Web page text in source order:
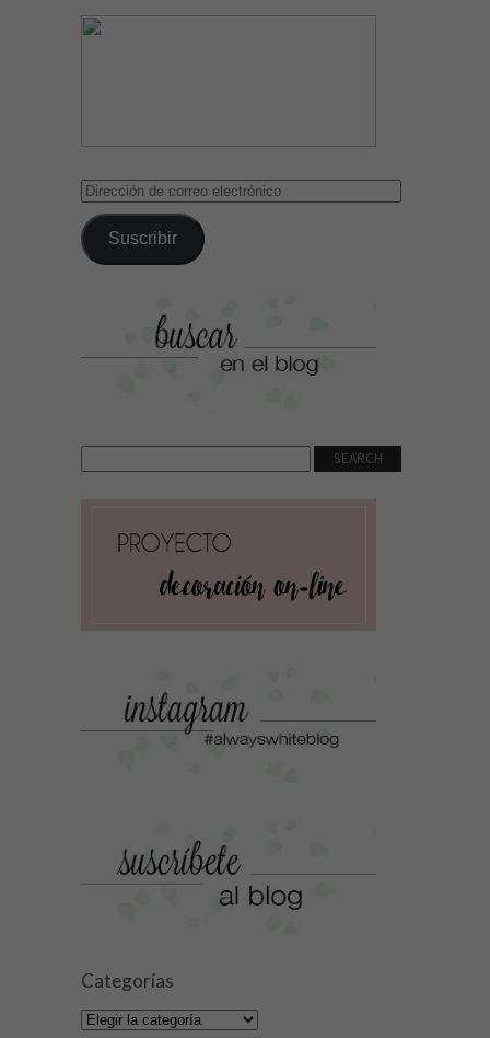
Dirección
correo
electrónico
Suscribir
Categorías
Categorías